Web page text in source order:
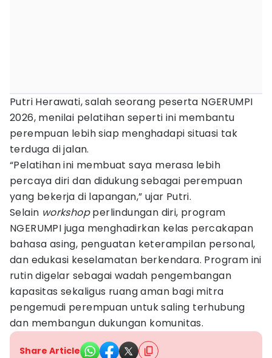
Putri Herawati, salah seorang peserta NGERUMPI
2026, menilai pelatihan seperti ini membantu
perempuan lebih siap menghadapi situasi tak
terduga di jalan.
“Pelatihan ini membuat saya merasa lebih
percaya diri dan didukung sebagai perempuan
yang bekerja di lapangan,” ujar Putri.
Selain workshopperlindungan diri, program
NGERUMPI juga menghadirkan kelas percakapan
bahasa asing, penguatan keterampilan personal,
dan edukasi keselamatan berkendara. Program ini
rutin digelar sebagai wadah pengembangan
kapasitas sekaligus ruang aman bagi mitra
pengemudi perempuan untuk saling terhubung
dan membangun dukungan komunitas.
Share Article